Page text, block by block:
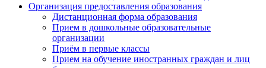
Организация предоставления образования
Дистанционная форма образования
Прием в дошкольные образовательные
организации
Приём в первые классы
Прием на обучение иностранных граждан и лиц